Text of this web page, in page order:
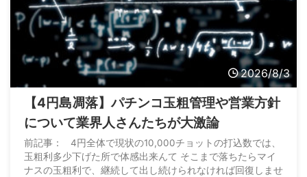
2026/8/3
【4円島凋落】パチンコ玉粗管理や営業方針
について業界人さんたちが大激論
前記事： 4円全体で現状の10,000チョットの打込数では、
玉粗利多少下げた所で体感出来んて そこまで落ちたらマイ
ナスの玉粗利で、継続して出し続けられなければ回復しませ